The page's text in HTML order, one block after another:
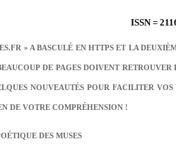
ISSN =
» A BASCULÉ EN HTTPS ET LA
DE PAGES DOIVENT
NOUVEAUTÉS POUR FACILITER
DE VOTRE COMPRÉHENSION !
DES MUSES